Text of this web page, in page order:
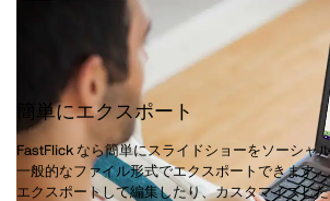
簡単にエクスポート
FastFlick なら簡単にスライドショーをソーシャ
一般的なファイル形式でエクスポートできます
エクスポートして編集したり、カスタマイズし